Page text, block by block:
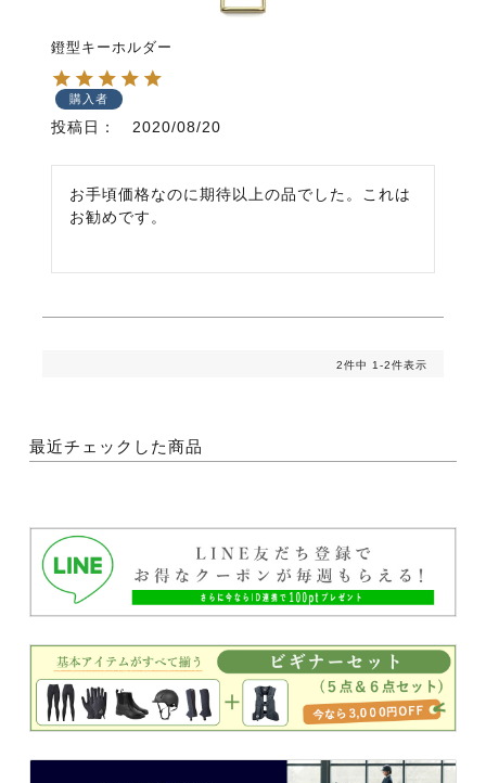
鐙型キーホルダー
購入者
投稿日 2020/08/20
お手頃価格なのに期待以上の品でした。これは
お勧めです。
2件中 1-2件表示
最近チェックした商品